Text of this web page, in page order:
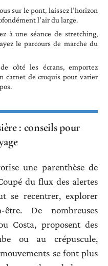
sur le pont, laissez l’horizon
l’air du large.
à une séance de stretching,
le parcours de marche du
côté les écrans, emportez
carnet de croquis pour varier
: conseils pour
une parenthèse de
du flux des alertes
se recentrer, explorer
De nombreuses
Costa, proposent des
ou au crépuscule,
se font plus